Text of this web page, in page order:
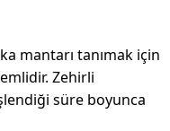
mantarı tanımak için
Zehirli
süre boyunca